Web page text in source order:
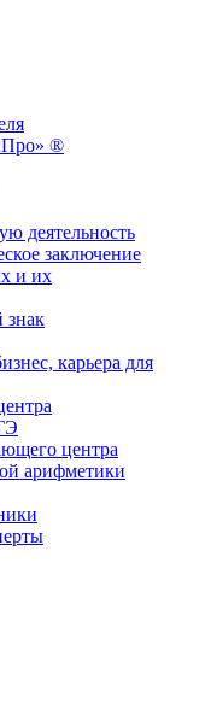
®
деятельность
заключение
и их
знак
карьера для
центра
арифметики